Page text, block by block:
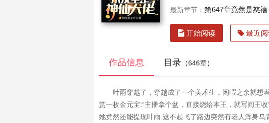
最新章节： 第647章竟然是慈禧
开始阅读 最近阅
作品信息 目录 （646章）
叶雨穿越了，穿越成了一个美术生，闲暇之余就想
赏一枚金元宝:“主播拿个盆，直接烧给本王，就写阎王
她竟然还能提现叶雨:这不起飞了路边突然有老人浑身